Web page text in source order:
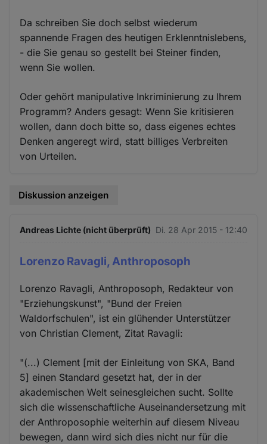
Da schreiben Sie doch selbst wiederum
spannende Fragen des heutigen Erklenntnislebens,
- die Sie genau so gestellt bei Steiner finden,
wenn Sie wollen.
Oder gehört manipulative Inkriminierung zu Ihrem
Programm? Anders gesagt: Wenn Sie kritisieren
wollen, dann doch bitte so, dass eigenes echtes
Denken angeregt wird, statt billiges Verbreiten
von Urteilen.
Diskussion anzeigen
Andreas Lichte (nicht überprüft) Di. 28 Apr 2015 - 12:40
Lorenzo Ravagli, Anthroposoph
Lorenzo Ravagli, Anthroposoph, Redakteur von
"Erziehungskunst", "Bund der Freien
Waldorfschulen", ist ein glühender Unterstützer
von Christian Clement, Zitat Ravagli:
"(...) Clement [mit der Einleitung von SKA, Band
5] einen Standard gesetzt hat, der in der
akademischen Welt seinesgleichen sucht. Sollte
sich die wissenschaftliche Auseinandersetzung mit
der Anthroposophie weiterhin auf diesem Niveau
bewegen, dann wird sich dies nicht nur für die